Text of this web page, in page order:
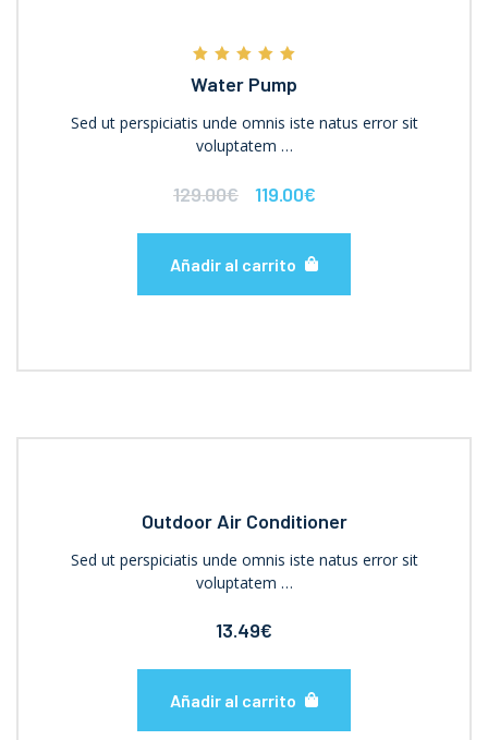
5.00
Water Pump
Sed ut perspiciatis unde omnis iste natus error sit
voluptatem …
129.00€ 119.00€
Añadir al carrito
Outdoor Air Conditioner
Sed ut perspiciatis unde omnis iste natus error sit
voluptatem …
13.49€
Añadir al carrito